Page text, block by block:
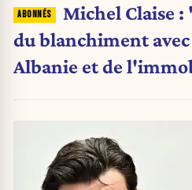
Michel Claise : "Les mafias font
du blanchiment
Albanie et de